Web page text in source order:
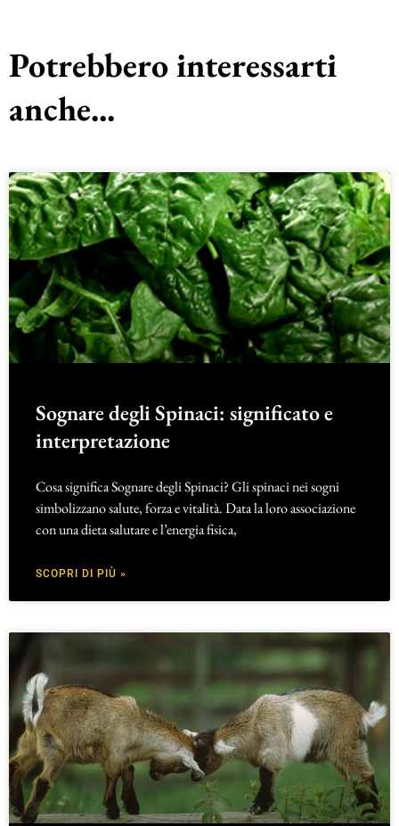
Potrebbero interessarti
anche...
Sognare degli Spinaci: significato e
interpretazione
Cosa significa Sognare degli Spinaci? Gli spinaci nei sogni
simbolizzano salute, forza e vitalità. Data la loro associazione
con una dieta salutare e l’energia fisica,
SCOPRI DI PIÙ »